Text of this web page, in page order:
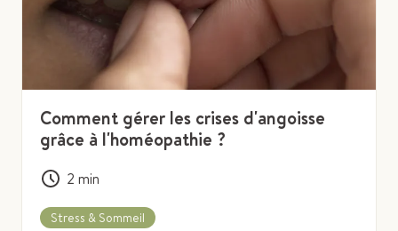
Comment gérer les crises d'angoisse
grâce à l'homéopathie ?
2 min
Stress & Sommeil